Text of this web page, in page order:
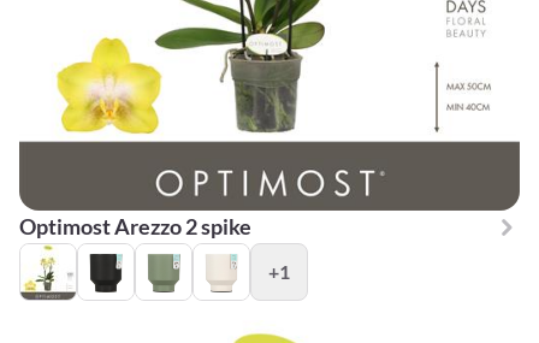
Optimost Arezzo 2 spike
+1